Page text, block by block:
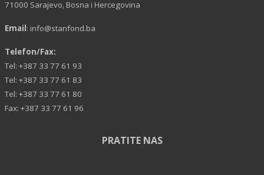
71000 Sarajevo, Bosna i Hercegovina
Email: info@stanfond.ba
Telefon/Fax:
Tel: +387 33 77 61 93
Tel: +387 33 77 61 83
Tel: +387 33 77 61 80
Fax: +387 33 77 61 96
PRATITE NAS